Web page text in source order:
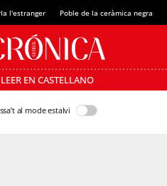
l'estranger Poble de la ceràmica negra
LEER EN CASTELLANO
al mode estalvi